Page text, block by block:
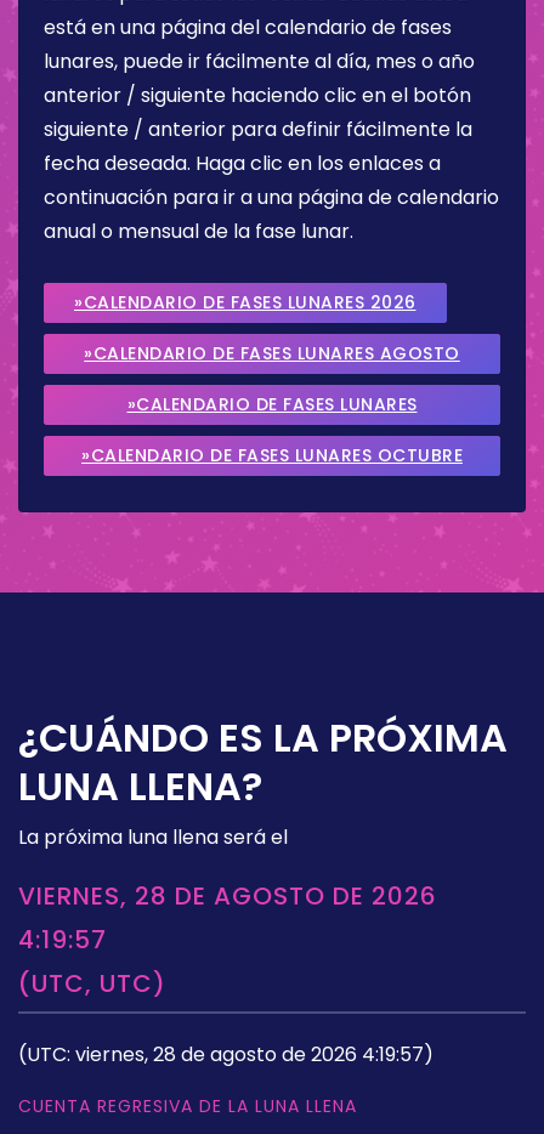
está en una página del calendario de fases
lunares, puede ir fácilmente al día, mes o año
anterior / siguiente haciendo clic en el botón
siguiente / anterior para definir fácilmente la
fecha deseada. Haga clic en los enlaces a
continuación para ir a una página de calendario
anual o mensual de la fase lunar.
»CALENDARIO DE FASES LUNARES 2026
»CALENDARIO DE FASES LUNARES AGOSTO
2026
»CALENDARIO DE FASES LUNARES
SEPTIEMBRE 2026
»CALENDARIO DE FASES LUNARES OCTUBRE
¿CUÁNDO ES LA PRÓXIMA
LUNA LLENA?
La próxima luna llena será el
VIERNES, 28 DE AGOSTO DE 2026
4:19:57
(UTC, UTC)
(UTC: viernes, 28 de agosto de 2026 4:19:57)
CUENTA REGRESIVA DE LA LUNA LLENA